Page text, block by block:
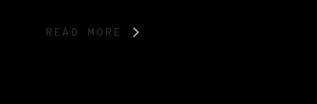
READ MORE